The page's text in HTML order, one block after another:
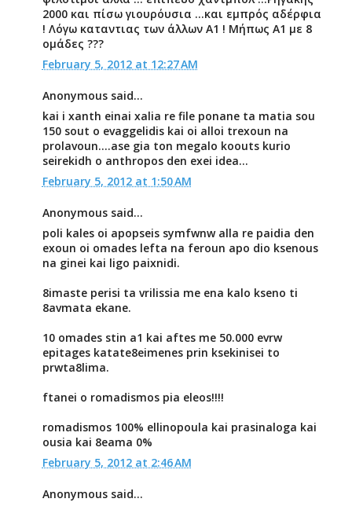
2000 και πίσω γιουρόυσια ...και εμπρός αδέρφια
! Λόγω καταντιας των άλλων Α1 ! Μήπως Α1 με 8
ομάδες ???
February 5, 2012 at 12:27 AM
Anonymous said...
kai i xanth einai xalia re file ponane ta matia sou
150 sout o evaggelidis kai oi alloi trexoun na
prolavoun....ase gia ton megalo koouts kurio
seirekidh o anthropos den exei idea...
February 5, 2012 at 1:50 AM
Anonymous said...
poli kales oi apopseis symfwnw alla re paidia den
exoun oi omades lefta na feroun apo dio ksenous
na ginei kai ligo paixnidi.
8imaste perisi ta vrilissia me ena kalo kseno ti
8avmata ekane.
10 omades stin a1 kai aftes me 50.000 evrw
epitages katate8eimenes prin ksekinisei to
prwta8lima.
ftanei o romadismos pia eleos!!!!
romadismos 100% ellinopoula kai prasinaloga kai
ousia kai 8eama 0%
February 5, 2012 at 2:46 AM
Anonymous said...